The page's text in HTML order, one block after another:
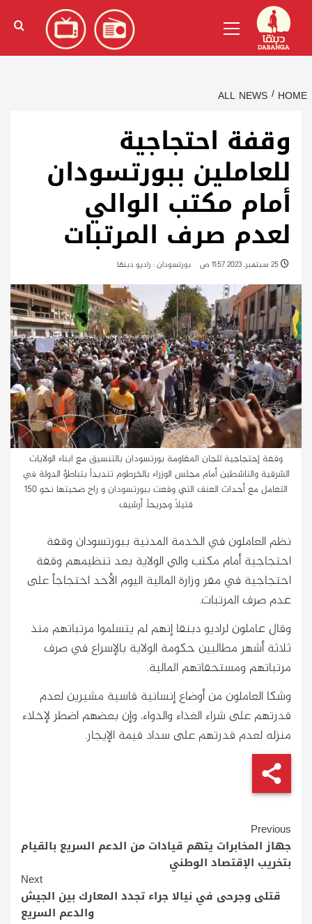
content
الإنجليزية)
Menu
HOME
ALL NEWS
وقفة احتجاجية
للعاملين ببورتسودان
أمام مكتب الوالي
لعدم صرف المرتبات
بورتسودان : راديو دبنقا
وقفة إحتجاجية للجان المقاومة بورتسودان بالتنسيق مع ابناء الولايات
الشرقية والناشطين أمام مجلس الوزراء بالخرطوم تنديداً بتباطؤ الدولة في
التعامل مع أحداث العنف التي وقعت ببورتسودان و راح ضحيتها نحو 150
قتيلاً وجريحاً. أرشيف
نظم العاملون في الخدمة المدنية ببورتسودان وقفة
احتجاجية أمام مكتب والي الولاية بعد تنظيمهم وقفة
احتجاجية في مقر وزارة المالية اليوم الأحد احتجاجاً على
عدم صرف المرتبات.
وقال عاملون لراديو دبنقا إنهم لم يتسلموا مرتباتهم منذ
ثلاثة أشهر مطالبين حكومة الولاية بالإسراع في صرف
مرتباتهم ومستحقاتهم المالية.
وشكا العاملون من أوضاع إنسانية قاسية مشيرين لعدم
قدرتهم على شراء الغذاء والدواء، وإن بعضهم اضطر لإخلاء
منزله لعدم قدرتهم على سداد قيمة الإيجار.
Continue
Reading
Previous
جهاز المخابرات يتهم قيادات من الدعم السريع بالقيام
بتخريب الإقتصاد الوطني
Next
قتلى وجرحى في نيالا جراء تجدد المعارك بين الجيش
والدعم السريع